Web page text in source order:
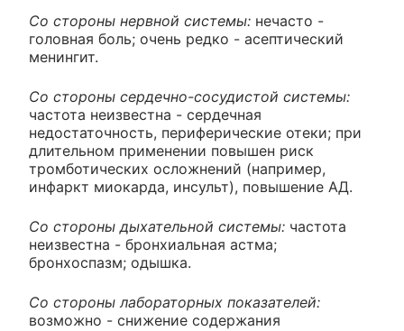
Со стороны нервной системы: нечасто -
головная боль; очень редко - асептический
менингит.
Со стороны сердечно-сосудистой системы:
частота неизвестна - сердечная
недостаточность, периферические отеки; при
длительном применении повышен риск
тромботических осложнений (например,
инфаркт миокарда, инсульт), повышение АД.
Со стороны дыхательной системы: частота
неизвестна - бронхиальная астма;
бронхоспазм; одышка.
Со стороны лабораторных показателей:
возможно - снижение содержания